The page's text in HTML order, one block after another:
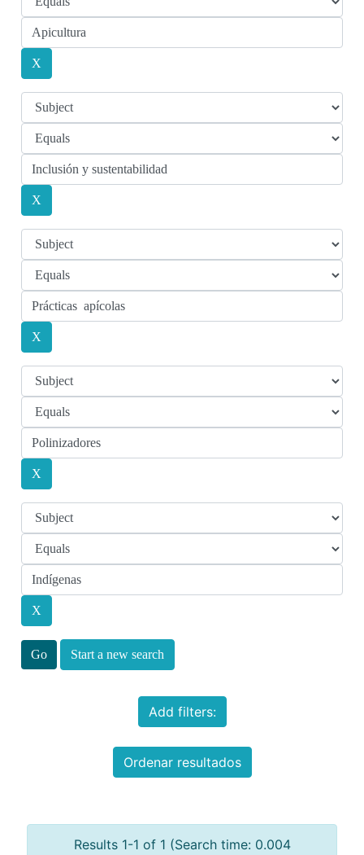
Start a new search
Add filters:
Ordenar resultados
Results 1-1 of 1 (Search time: 0.004